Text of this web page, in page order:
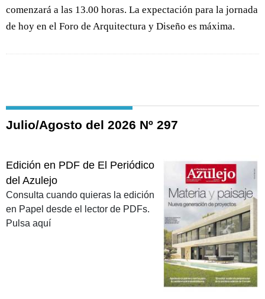
comenzará a las 13.00 horas. La expectación para la jornada
de hoy en el Foro de Arquitectura y Diseño es máxima.
Julio/Agosto del 2026 Nº 297
Edición en PDF de El Periódico
del Azulejo
Consulta cuando quieras la edición
en Papel desde el lector de PDFs.
Pulsa aquí